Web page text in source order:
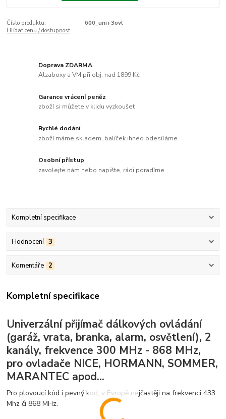
Číslo produktu:
600_uni+3ovl
Hlídat cenu / dostupnost
Doprava ZDARMA
Alzaboxy a VM při obj. nad 1899 Kč
Garance vrácení peněz
zboží si můžete v klidu vyzkoušet
Rychlé dodání
zboží máme skladem, balíček ihned odesíláme
Osobní přístup
zavolejte nám nebo napište, rádi poradíme
Kompletní specifikace
Hodnocení 3
Komentáře 2
Kompletní specifikace
Univerzální přijímač dálkových ovládání
(garáž, vrata, branka, alarm, osvětlení), 2
kanály, frekvence 300 MHz - 868 MHz,
pro ovladače NICE, HORMANN, SOMMER,
MARANTEC apod...
Pro plovoucí kód i pevný kód, v Evropě nejčastěji na frekvenci 433
Mhz či 868 MHz.